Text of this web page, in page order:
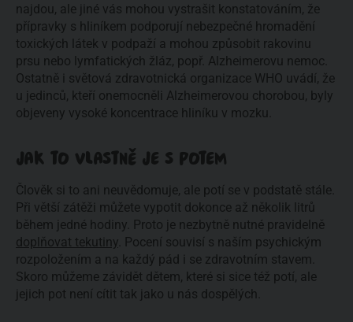
najdou, ale jiné vás mohou vystrašit konstatováním, že
přípravky s hliníkem podporují nebezpečné hromadění
toxických látek v podpaží a mohou způsobit rakovinu
prsu nebo lymfatických žláz, popř. Alzheimerovu nemoc.
Ostatně i světová zdravotnická organizace WHO uvádí, že
u jedinců, kteří onemocněli Alzheimerovou chorobou, byly
objeveny vysoké koncentrace hliníku v mozku.
JAK TO VLASTNĚ JE S POTEM
Člověk si to ani neuvědomuje, ale potí se v podstatě stále.
Při větší zátěži můžete vypotit dokonce až několik litrů
během jedné hodiny. Proto je nezbytně nutné pravidelně
doplňovat tekutiny . Pocení souvisí s naším psychickým
rozpoložením a na každý pád i se zdravotním stavem.
Skoro můžeme závidět dětem, které si sice též potí, ale
jejich pot není cítit tak jako u nás dospělých.